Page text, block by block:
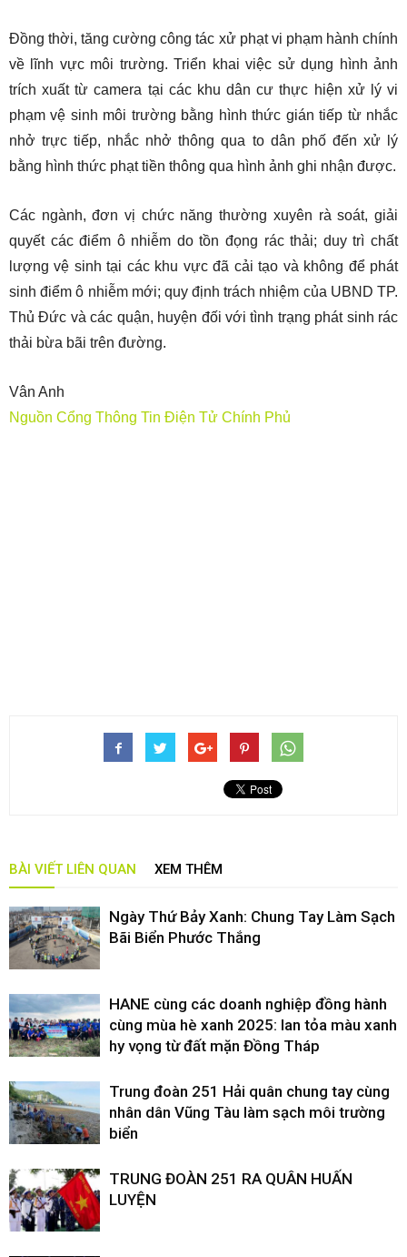
Đồng thời, tăng cường công tác xử phạt vi phạm hành chính
về lĩnh vực môi trường. Triển khai việc sử dụng hình ảnh
trích xuất từ camera tại các khu dân cư thực hiện xử lý vi
phạm vệ sinh môi trường bằng hình thức gián tiếp từ nhắc
nhở trực tiếp, nhắc nhở thông qua to dân phố đến xử lý
bằng hình thức phạt tiền thông qua hình ảnh ghi nhận được.
Các ngành, đơn vị chức năng thường xuyên rà soát, giải
quyết các điểm ô nhiễm do tồn đọng rác thải; duy trì chất
lượng vệ sinh tại các khu vực đã cải tạo và không để phát
sinh điểm ô nhiễm mới; quy định trách nhiệm của UBND TP.
Thủ Đức và các quận, huyện đối với tình trạng phát sinh rác
thải bừa bãi trên đường.
Vân Anh
Nguồn Cổng Thông Tin Điện Tử Chính Phủ
BÀI VIẾT LIÊN QUAN XEM THÊM
Ngày Thứ Bảy Xanh: Chung Tay Làm Sạch
Bãi Biển Phước Thắng
HANE cùng các doanh nghiệp đồng hành
cùng mùa hè xanh 2025: lan tỏa màu xanh
hy vọng từ đất mặn Đồng Tháp
Trung đoàn 251 Hải quân chung tay cùng
nhân dân Vũng Tàu làm sạch môi trường
biển
TRUNG ĐOÀN 251 RA QUÂN HUẤN
LUYỆN